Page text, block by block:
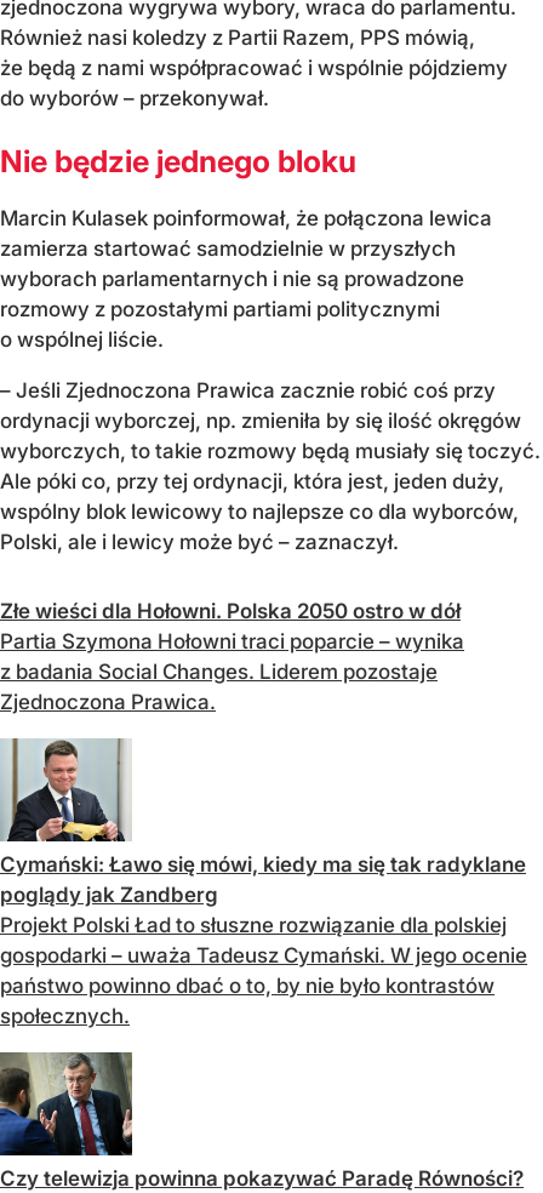
zjednoczona wygrywa wybory, wraca do parlamentu.
Również nasi koledzy z Partii Razem, PPS mówią,
że będą z nami współpracować i wspólnie pójdziemy
do wyborów – przekonywał.
Nie będzie jednego bloku
Marcin Kulasek poinformował, że połączona lewica
zamierza startować samodzielnie w przyszłych
wyborach parlamentarnych i nie są prowadzone
rozmowy z pozostałymi partiami politycznymi
o wspólnej liście.
– Jeśli Zjednoczona Prawica zacznie robić coś przy
ordynacji wyborczej, np. zmieniła by się ilość okręgów
wyborczych, to takie rozmowy będą musiały się toczyć.
Ale póki co, przy tej ordynacji, która jest, jeden duży,
wspólny blok lewicowy to najlepsze co dla wyborców,
Polski, ale i lewicy może być – zaznaczył.
Złe wieści dla Hołowni. Polska 2050 ostro w dół
Partia Szymona Hołowni traci poparcie – wynika
z badania Social Changes. Liderem pozostaje
Zjednoczona Prawica.
Cymański: Ławo się mówi, kiedy ma się tak radyklane
poglądy jak Zandberg
Projekt Polski Ład to słuszne rozwiązanie dla polskiej
gospodarki – uważa Tadeusz Cymański. W jego ocenie
państwo powinno dbać o to, by nie było kontrastów
społecznych.
Czy telewizja powinna pokazywać Paradę Równości?